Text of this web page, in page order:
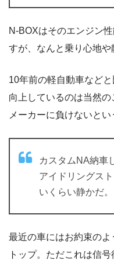
N-BOXはそのエンジン
すが、なんと乗り心地や
10年前の軽自動車など
向上しているのは当然
メーカーに負けないとい
カスタムNA納車
アイドリングス
いくらい静かだ。
最近の車にはお約束の
トップ。ただこれは信